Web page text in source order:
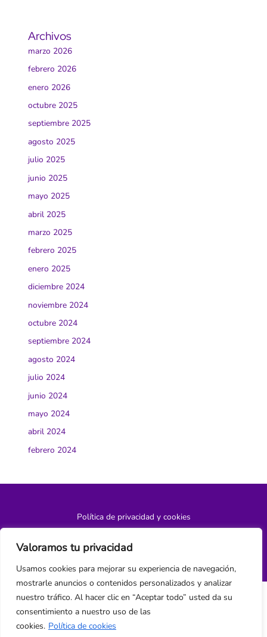
Valoramos tu privacidad
Usamos cookies para mejorar su experiencia de navegación,
mostrarle anuncios o contenidos personalizados y analizar
nuestro tráfico. Al hacer clic en “Aceptar todo” usted da su
consentimiento a nuestro uso de las
cookies. Política de cookies
Archivos
marzo 2026
febrero 2026
enero 2026
octubre 2025
septiembre 2025
agosto 2025
julio 2025
junio 2025
mayo 2025
abril 2025
marzo 2025
febrero 2025
enero 2025
diciembre 2024
noviembre 2024
octubre 2024
septiembre 2024
agosto 2024
julio 2024
junio 2024
mayo 2024
abril 2024
febrero 2024
Política de privacidad y cookies
¿Hablamos?